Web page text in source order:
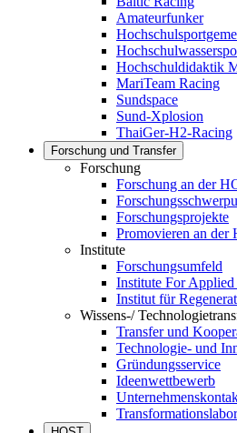
Amateurfunker
Hochschuldidaktik
MariTeam Racing
Sundspace
Sund-Xplosion
ThaiGer-H2-Racing
Forschung und Transfer
Forschung
Forschung an der
Forschungsprojekte
Promovieren an der
Institute
Forschungsumfeld
Institute For
Institut für
Wissens-/
Transfer und
Technologie- und
Gründungsservice
Ideenwettbewerb
Transformationslabor